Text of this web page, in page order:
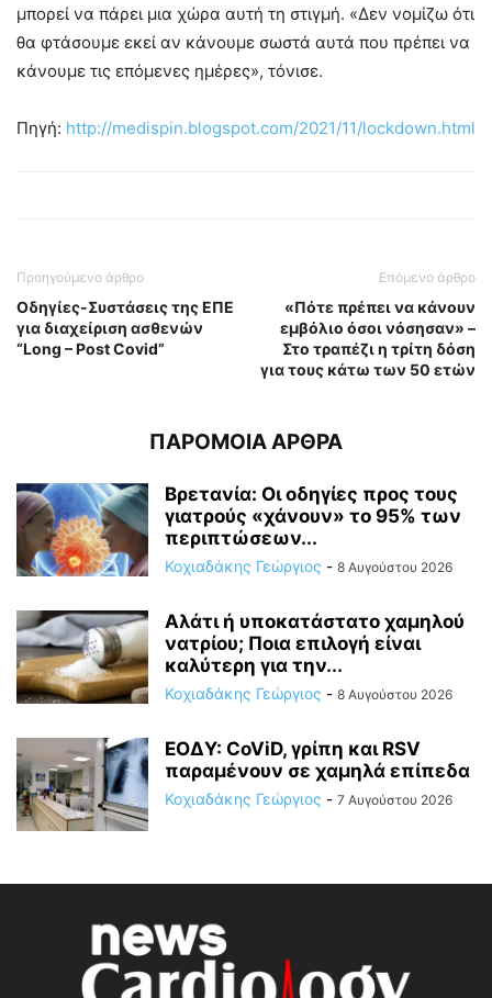
μπορεί να πάρει μια χώρα αυτή τη στιγμή. «Δεν νομίζω ότι
θα φτάσουμε εκεί αν κάνουμε σωστά αυτά που πρέπει να
κάνουμε τις επόμενες ημέρες», τόνισε.
Πηγή: http://medispin.blogspot.com/2021/11/lockdown.html
Προηγούμενο άρθρο
Οδηγίες-Συστάσεις της ΕΠΕ
για διαχείριση ασθενών
“Long – Post Covid”
Επόμενο άρθρο
«Πότε πρέπει να κάνουν
εμβόλιο όσοι νόσησαν» –
Στο τραπέζι η τρίτη δόση
για τους κάτω των 50 ετών
ΠΑΡΟΜΟΙΑ ΑΡΘΡΑ
Βρετανία: Οι οδηγίες προς τους
γιατρούς «χάνουν» το 95% των
περιπτώσεων...
Κοχιαδάκης Γεώργιος - 8 Αυγούστου 2026
Αλάτι ή υποκατάστατο χαμηλού
νατρίου; Ποια επιλογή είναι
καλύτερη για την...
Κοχιαδάκης Γεώργιος - 8 Αυγούστου 2026
ΕΟΔΥ: CoViD, γρίπη και RSV
παραμένουν σε χαμηλά επίπεδα
Κοχιαδάκης Γεώργιος - 7 Αυγούστου 2026